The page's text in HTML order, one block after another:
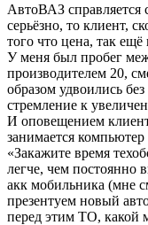
АвтоВАЗ справляется
серьёзно, то клиент,
того что цена, так
У меня был пробег
производителем 20,
образом удвоились
стремление к
И оповещением
занимается
«Закажите время
легче, чем постоянно
акк мобильника (мне
презентуем новый
перед этим ТО, какой